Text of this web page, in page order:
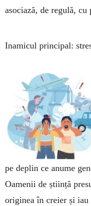
asociază, de regulă, cu
Inamicul principal:
pe deplin ce anume
Oamenii de știință
originea în creier și